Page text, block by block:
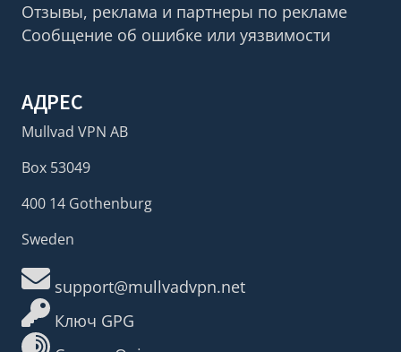
Отзывы, реклама и партнеры по рекламе
Сообщение об ошибке или уязвимости
АДРЕС
Mullvad VPN AB
Box 53049
400 14 Gothenburg
Sweden
support@mullvadvpn.net
Ключ GPG